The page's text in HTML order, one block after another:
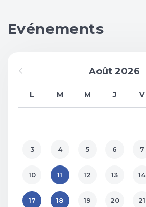
Evénements
Août 2026
L M M J V
3 4 5 6 7
10 11 12 13 14
17 18 19 20 21